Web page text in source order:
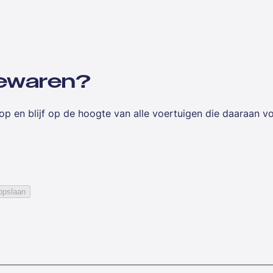
en blijf op de hoogte van alle voertuigen die daaraan